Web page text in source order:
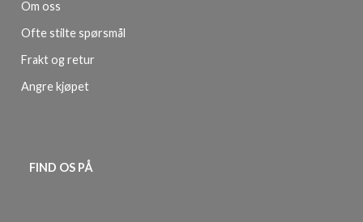
Om oss
Ofte stilte spørsmål
Frakt og retur
Angre kjøpet
FIND OS PÅ